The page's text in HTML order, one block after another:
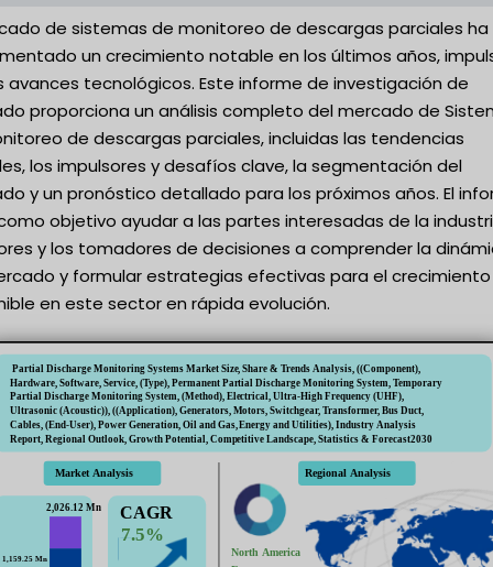
de sistemas de monitoreo de descargas parciales ha
un crecimiento notable en los últimos años,
avances tecnológicos. Este informe de investigación de
proporciona un análisis completo del mercado de
de descargas parciales, incluidas las tendencias
los impulsores y desafíos clave, la segmentación del
y un pronóstico detallado para los próximos años. El
objetivo ayudar a las partes interesadas de la
y los tomadores de decisiones a comprender la
y formular estrategias efectivas para el crecimiento
en este sector en rápida evolución.